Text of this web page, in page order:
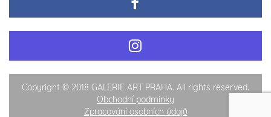
Copyright © 2018 GALERIE ART PRAHA. All rights reserved.
Obchodní podmínky
Zpracování osobních údajů